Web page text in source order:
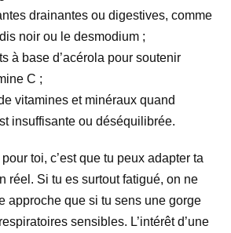
drainantes ou digestives, comme
noir ou le desmodium ;
à base d’acérola pour soutenir
C ;
vitamines et minéraux quand
insuffisante ou déséquilibrée.
toi, c’est que tu peux adapter ta
réel. Si tu es surtout fatigué, on ne
approche que si tu sens une gorge
sensibles. L’intérêt d’une